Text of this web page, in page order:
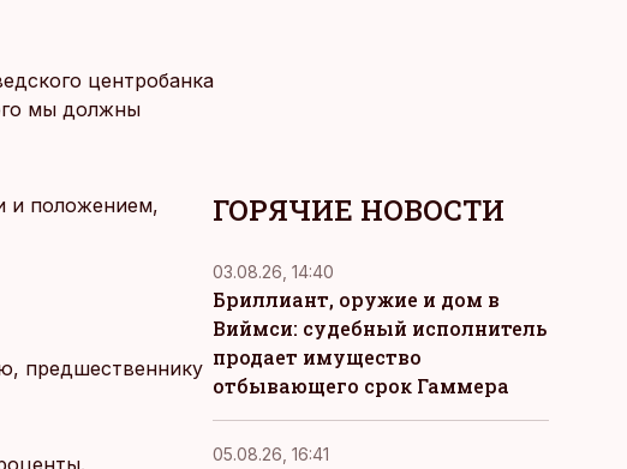
центробанка
мы должны
и положением,
предшественнику
ГОРЯЧИЕ НОВОСТИ
03.08.26, 14:40
Бриллиант, оружие и дом в
Виймси: судебный исполнитель
продает имущество
отбывающего срок Гаммера
05.08.26, 16:41